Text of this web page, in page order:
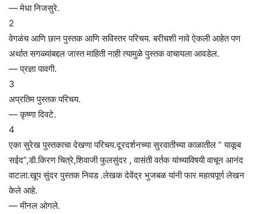
— मेधा निजसुरे.
2
वेगळंच आणि छान पुस्तक आणि सविस्तर परिचय. बरीचशी नावे ऐकली आहेत पण
अर्थात सगळ्यांबद्दल जास्त माहिती नाही त्यामुळे पुस्तक वाचायला आवडेल.
— प्रज्ञा पावगी.
3
अप्रतिम पुस्तक परिचय.
— कृष्णा दिवटे.
4
एका सुरेख पुस्तकाचा देखणा परिचय.दूरदर्शनच्या सुरवातीच्या काळातील “ याकूब
सईद”,डॅा.किरण चित्रे,शिवाजी फुलसुंदर , वासंती वर्तक यांच्याविषयी वाचून आनंद
वाटला.खूप सुंदर पुस्तक निवड .लेखक देवेंद्र भुजबळ यांनी फार महत्वपूर्ण लेखन
केले आहे.
— मीनल ओगले.